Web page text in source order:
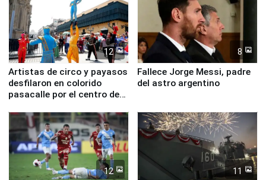
12
Artistas de circo y payasos
desfilaron en colorido
pasacalle por el centro de
8
Fallece Jorge Messi, padre
del astro argentino
12 11